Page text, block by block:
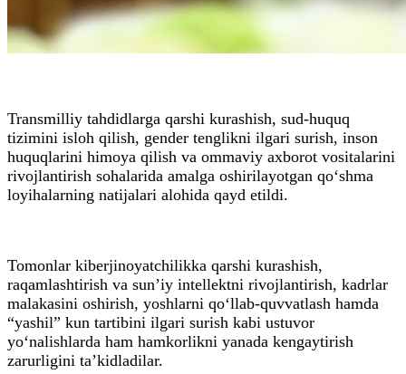
Transmilliy tahdidlarga qarshi kurashish, sud-huquq
tizimini isloh qilish, gender tenglikni ilgari surish, inson
huquqlarini himoya qilish va ommaviy axborot vositalarini
rivojlantirish sohalarida amalga oshirilayotgan qo‘shma
loyihalarning natijalari alohida qayd etildi.
Tomonlar kiberjinoyatchilikka qarshi kurashish,
raqamlashtirish va sun’iy intellektni rivojlantirish, kadrlar
malakasini oshirish, yoshlarni qo‘llab-quvvatlash hamda
“yashil” kun tartibini ilgari surish kabi ustuvor
yo‘nalishlarda ham hamkorlikni yanada kengaytirish
zarurligini ta’kidladilar.